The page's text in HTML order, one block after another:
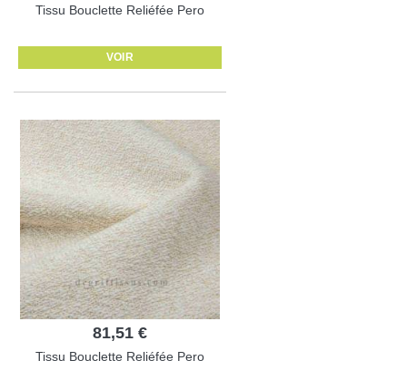
Tissu Bouclette Reliéfée Pero
VOIR
81,51 €
Tissu Bouclette Reliéfée Pero